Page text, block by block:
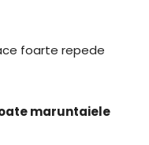
foarte repede
maruntaiele